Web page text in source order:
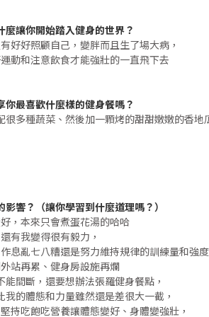
麼讓你開始踏入健身的世界？
好好照顧自己，變胖而且生了場大病，
動和注意飲食才能強壯的一直飛下去
你最喜歡什麼樣的健身餐嗎？
很多種蔬菜、然後加一顆烤的甜甜嫩嫩的香地
響？（讓你學習到什麼道理嗎？）
，本來只會煮蛋花湯的哈哈
還有我變得很有毅力，
息亂七八糟還是努力維持規律的訓練量和強
站再累、健身房設施再爛
能間斷，還要想辦法張羅健身餐點，
我的體態和力量雖然還是差很大一截，
持吃飽吃營養讓體態變好、身體變強壯，